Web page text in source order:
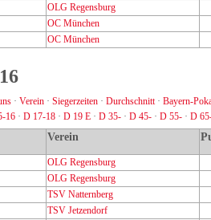
OLG Regensburg
OC München
OC München
· Verein · Siegerzeiten · Durchschnitt· Bayern-
16 · D 17-18 · D 19 E · D 35- · D 45- · D 55- · D
Verein
OLG Regensburg
OLG Regensburg
TSV Natternberg
TSV Jetzendorf